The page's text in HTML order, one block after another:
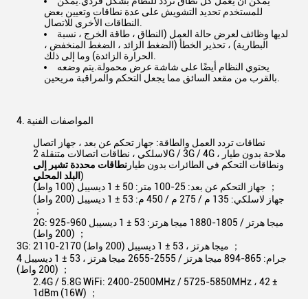
للمستخدم تحديد التشويش على عدة نطاقات وتعيين بعض
النطاقات الأخرى للاتصال.
لديها وظائف لعرض حالة العمل (النطاق ، طاقة الخرج ، نسبة
البطارية) ، تحذير الخطأ (الضغط الزائد ، الضغط المنخفض ،
الحرارة الزائدة) وما إلى ذلك.
يحتوي النظام أيضًا على شاشة عرض محمولة.يتم وضعه
بالقرب من مقعد السائق مما يجعل التحكم والمراقبة مريحين.
4. المواصفات الفنية
نطاقات تردد العمل والطاقة: جهاز تحكم عن بعد ، جهاز اتصال
لاسلكي ، نطاقات اتصالات متنقلة 2G / 3G / 4G ، ملاحة بدون طيار
ونطاقات التحكم في الطائرات بدون طيارنطاقات محددة تشير إلى
البلد المحلي )
جهاز التحكم عن بعد: 25-100 متر: 50 ± 1 ديسيبل (100 واط) ；
جهاز لاسلكي: 135 م / 275 م / 450 م: 53 ± 1 ديسيبل (200 واط)
；
2G: 925-960 ميجا هرتز / 1805-1880 ميجا هرتز: 53 ± 1 ديسيبل
(200 واط) ；
3G: 2110-2170 ميجا هرتز ، 53 ± 1 ديسيبل (200 واط) ；
4 جرام: 865-894 ميجا هرتز / 2555-2655 ميجا هرتز ، 53 ± 1 ديسيبل
(200 واط) ；
2.4G / 5.8G WiFi: 2400-2500MHz / 5725-5850MHz ، 42 ±
1dBm (16W) ；